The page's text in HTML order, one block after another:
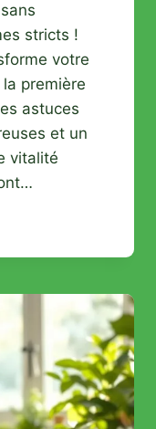
stricts !
votre
première
astuces
et un
vitalité